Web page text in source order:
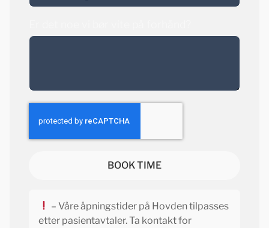
BOOK TIME
– Våre åpningstider på Hovden tilpasses
etter pasientavtaler. Ta kontakt for